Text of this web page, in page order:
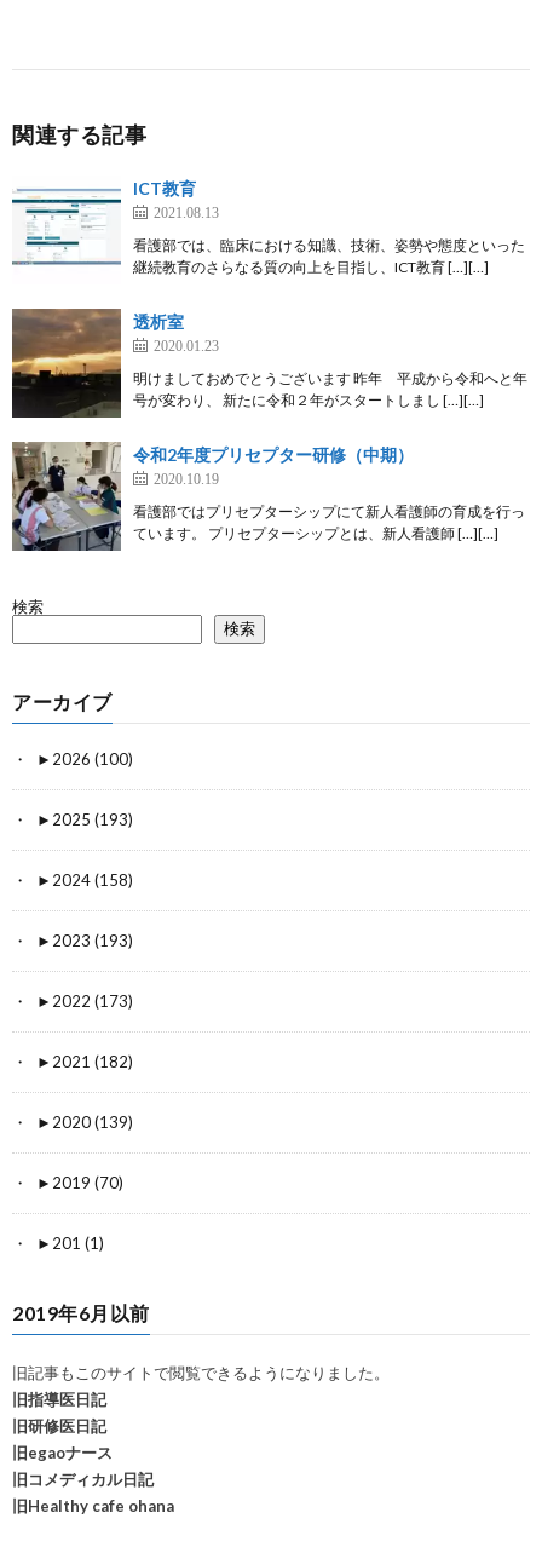
関連する記事
ICT教育
2021.08.13
看護部では、臨床における知識、技術、姿勢や態度といった
継続教育のさらなる質の向上を目指し、ICT教育 […][…]
透析室
2020.01.23
明けましておめでとうございます 昨年 平成から令和へと年
号が変わり、 新たに令和２年がスタートしまし […][…]
令和2年度プリセプター研修（中期）
2020.10.19
看護部ではプリセプターシップにて新人看護師の育成を行っ
ています。 プリセプターシップとは、新人看護師 […][…]
検索
検索
アーカイブ
► 2026 (100)
► 2025 (193)
► 2024 (158)
► 2023 (193)
► 2022 (173)
► 2021 (182)
► 2020 (139)
► 2019 (70)
► 201 (1)
2019年6月以前
旧記事もこのサイトで閲覧できるようになりました。
旧指導医日記
旧研修医日記
旧egaoナース
旧コメディカル日記
旧Healthy cafe ohana